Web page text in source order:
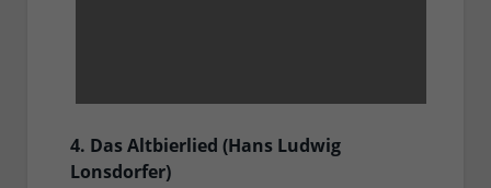
4. Das Altbierlied (Hans Ludwig
Lonsdorfer)